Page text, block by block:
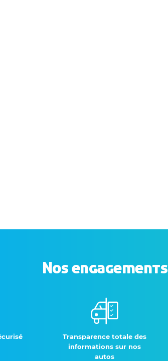
Nos engagements
Transparence totale des
informations sur nos
autos